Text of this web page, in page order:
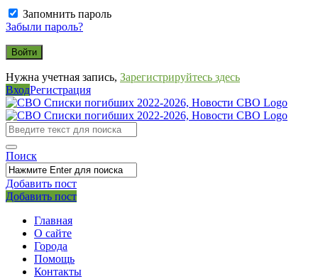
Запомнить пароль
Забыли пароль?
Нужна учетная запись, Зарегистрируйтесь здесь
ВходРегистрация
СВО
Списки
погибших
2022-
2026,
Новости
СВО
Поиск
Добавить пост
Мобильное
меню
Выйти
Добавить пост
Главная
О сайте
Города
Помощь
Контакты